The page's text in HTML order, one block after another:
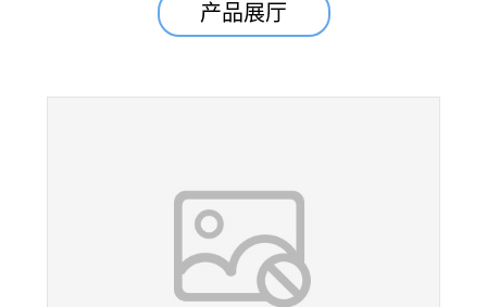
产品展厅